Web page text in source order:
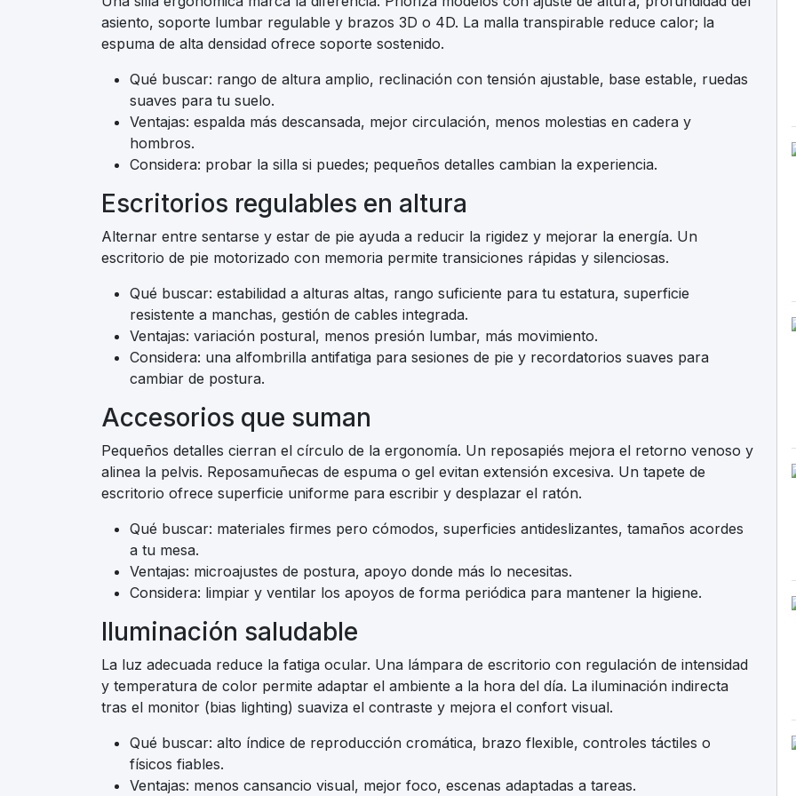
asiento, soporte lumbar regulable y brazos 3D o 4D. La malla transpirable reduce calor; la
espuma de alta densidad ofrece soporte sostenido.
Qué buscar: rango de altura amplio, reclinación con tensión ajustable, base estable, ruedas
suaves para tu suelo.
Ventajas: espalda más descansada, mejor circulación, menos molestias en cadera y
hombros.
Considera: probar la silla si puedes; pequeños detalles cambian la experiencia.
Escritorios regulables en altura
Alternar entre sentarse y estar de pie ayuda a reducir la rigidez y mejorar la energía. Un
escritorio de pie motorizado con memoria permite transiciones rápidas y silenciosas.
Qué buscar: estabilidad a alturas altas, rango suficiente para tu estatura, superficie
resistente a manchas, gestión de cables integrada.
Ventajas: variación postural, menos presión lumbar, más movimiento.
Considera: una alfombrilla antifatiga para sesiones de pie y recordatorios suaves para
cambiar de postura.
Accesorios que suman
Pequeños detalles cierran el círculo de la ergonomía. Un reposapiés mejora el retorno venoso y
alinea la pelvis. Reposamuñecas de espuma o gel evitan extensión excesiva. Un tapete de
escritorio ofrece superficie uniforme para escribir y desplazar el ratón.
Qué buscar: materiales firmes pero cómodos, superficies antideslizantes, tamaños acordes
a tu mesa.
Ventajas: microajustes de postura, apoyo donde más lo necesitas.
Considera: limpiar y ventilar los apoyos de forma periódica para mantener la higiene.
Iluminación saludable
La luz adecuada reduce la fatiga ocular. Una lámpara de escritorio con regulación de intensidad
y temperatura de color permite adaptar el ambiente a la hora del día. La iluminación indirecta
tras el monitor (bias lighting) suaviza el contraste y mejora el confort visual.
Qué buscar: alto índice de reproducción cromática, brazo flexible, controles táctiles o
físicos fiables.
Ventajas: menos cansancio visual, mejor foco, escenas adaptadas a tareas.